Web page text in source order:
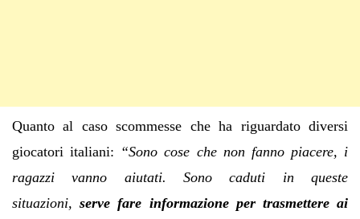
Quanto al caso scommesse che ha riguardato diversi
giocatori italiani: “Sono cose che non fanno piacere, i
ragazzi vanno aiutati. Sono caduti in queste
situazioni,serve fare informazione per trasmettere ai